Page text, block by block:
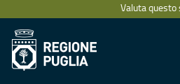
Valuta questo